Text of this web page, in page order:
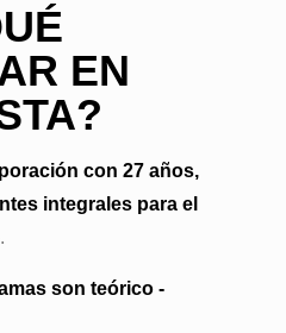
EN
con 27 años,
integrales para el
.
son teórico -